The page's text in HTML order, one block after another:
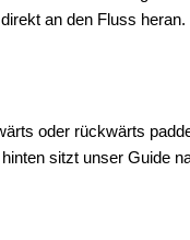
an den Fluss
oder rückwärts
sitzt unser Guide